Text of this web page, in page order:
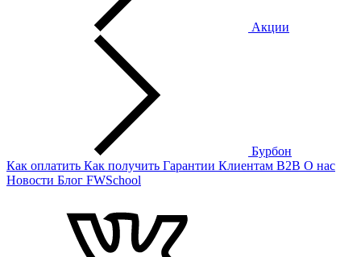
Акции
Бурбон
Как оплатить Как получить Гарантии Клиентам B2B О нас
Новости Блог FWSchool